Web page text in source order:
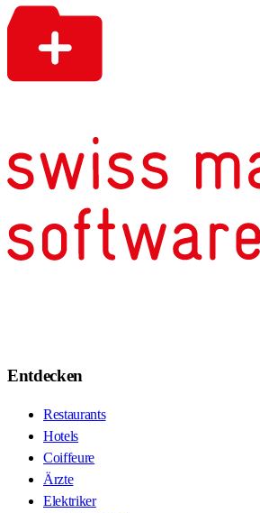
Entdecken
Restaurants
Hotels
Coiffeure
Ärzte
Elektriker